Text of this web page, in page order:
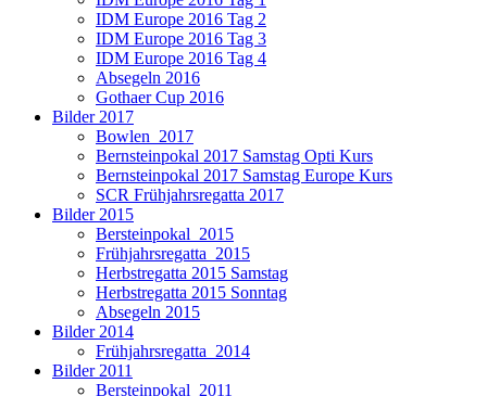
IDM Europe 2016 Tag 2
IDM Europe 2016 Tag 3
IDM Europe 2016 Tag 4
Absegeln 2016
Gothaer Cup 2016
Bilder 2017
Bowlen_2017
Bernsteinpokal 2017 Samstag Opti Kurs
Bernsteinpokal 2017 Samstag Europe Kurs
SCR Frühjahrsregatta 2017
Bilder 2015
Bersteinpokal_2015
Frühjahrsregatta_2015
Herbstregatta 2015 Samstag
Herbstregatta 2015 Sonntag
Absegeln 2015
Bilder 2014
Frühjahrsregatta_2014
Bilder 2011
Bersteinpokal_2011